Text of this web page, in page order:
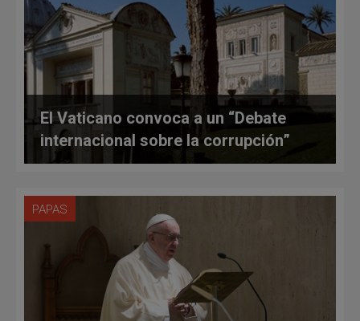
El Vaticano convoca a un “Debate
internacional sobre la corrupción”
PAPAS